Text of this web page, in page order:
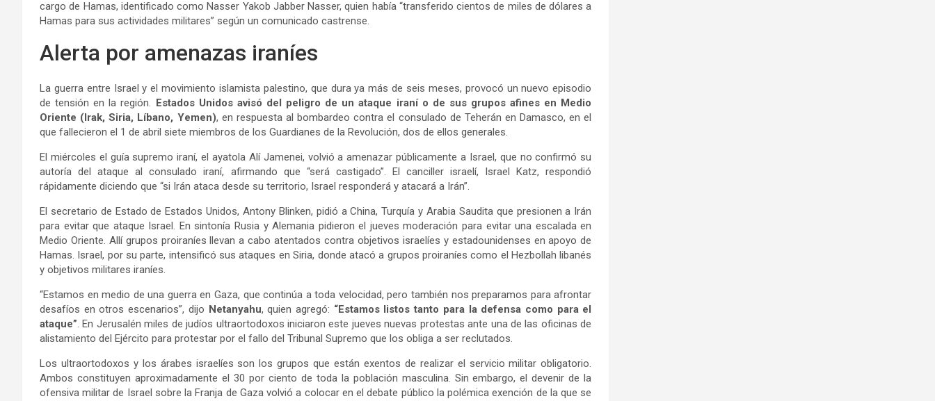
cargo de Hamas, identificado como Nasser Yakob Jabber Nasser, quien había “transferido cientos de miles de dólares a
Hamas para sus actividades militares” según un comunicado castrense.
Alerta por amenazas iraníes
La guerra entre Israel y el movimiento islamista palestino, que dura ya más de seis meses, provocó un nuevo episodio
de tensión en la región. Estados Unidos avisó del peligro de un ataque iraní o de sus grupos afines en Medio
Oriente (Irak, Siria, Líbano, Yemen), en respuesta al bombardeo contra el consulado de Teherán en Damasco, en el
que fallecieron el 1 de abril siete miembros de los Guardianes de la Revolución, dos de ellos generales.
El miércoles el guía supremo iraní, el ayatola Alí Jamenei, volvió a amenazar públicamente a Israel, que no confirmó su
autoría del ataque al consulado iraní, afirmando que “será castigado”. El canciller israelí, Israel Katz, respondió
rápidamente diciendo que “si Irán ataca desde su territorio, Israel responderá y atacará a Irán”.
El secretario de Estado de Estados Unidos, Antony Blinken, pidió a China, Turquía y Arabia Saudita que presionen a Irán
para evitar que ataque Israel. En sintonía Rusia y Alemania pidieron el jueves moderación para evitar una escalada en
Medio Oriente. Allí grupos proiraníes llevan a cabo atentados contra objetivos israelíes y estadounidenses en apoyo de
Hamas. Israel, por su parte, intensificó sus ataques en Siria, donde atacó a grupos proiraníes como el Hezbollah libanés
y objetivos militares iraníes.
“Estamos en medio de una guerra en Gaza, que continúa a toda velocidad, pero también nos preparamos para afrontar
desafíos en otros escenarios”, dijo Netanyahu, quien agregó: “Estamos listos tanto para la defensa como para el
ataque”. En Jerusalén miles de judíos ultraortodoxos iniciaron este jueves nuevas protestas ante una de las oficinas de
alistamiento del Ejército para protestar por el fallo del Tribunal Supremo que los obliga a ser reclutados.
Los ultraortodoxos y los árabes israelíes son los grupos que están exentos de realizar el servicio militar obligatorio.
Ambos constituyen aproximadamente el 30 por ciento de toda la población masculina. Sin embargo, el devenir de la
ofensiva militar de Israel sobre la Franja de Gaza volvió a colocar en el debate público la polémica exención de la que se